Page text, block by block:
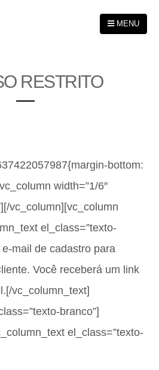
MENU
RESTRITO
bottom:
width=”1/6″
vc_column][vc_column
el_class=”texto-
mail de cadastro para
Você receberá um link
vc_column_text]
branco”]
el_class=”texto-